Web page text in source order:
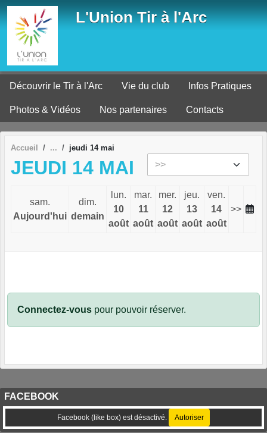
L'Union Tir à l'Arc
Découvrir le Tir à l'Arc Vie du club Infos Pratiques
Photos & Vidéos Nos partenaires Contacts
Accueil jeudi 14 mai
JEUDI 14 MAI
sam.
Aujourd'hui
dim.
demain
lun.
10
août
mar.
11
août
mer.
12
août
jeu.
13
août
ven.
14
août
>>
Connectez-vous pour pouvoir réserver.
FACEBOOK
Facebook (like box) est désactivé. Autoriser
Panneau de gestion des cookies